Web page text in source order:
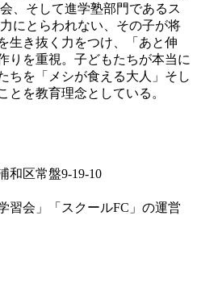
、そして進学塾部門であるス
にとらわれない、その子が将
生き抜く力をつけ、「あと伸
りを重視。子どもたちが本当に
ちを「メシが食える大人」そし
とを教育理念としている。
和区常盤9-19-10
習会」「スクールFC」の運営